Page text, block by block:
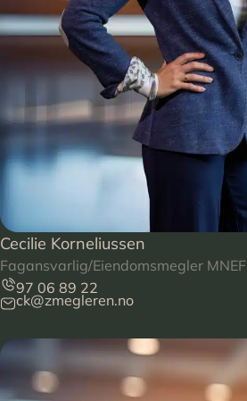
Cecilie Korneliussen
Fagansvarlig/Eiendomsmegler MNEF
97 06 89 22
ck@zmegleren.no